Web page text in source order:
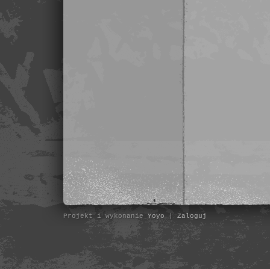
Projekt i wykonanie Yoyo Zaloguj